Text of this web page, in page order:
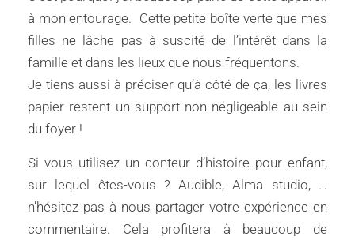
à mon entourage. Cette petite boîte verte que mes
filles ne lâche pas à suscité de l’intérêt dans la
famille et dans les lieux que nous fréquentons.
Je tiens aussi à préciser qu’à côté de ça, les livres
papier restent un support non négligeable au sein
du foyer !
Si vous utilisez un conteur d’histoire pour enfant,
sur lequel êtes-vous ? Audible, Alma studio, …
n’hésitez pas à nous partager votre expérience en
commentaire. Cela profitera à beaucoup de